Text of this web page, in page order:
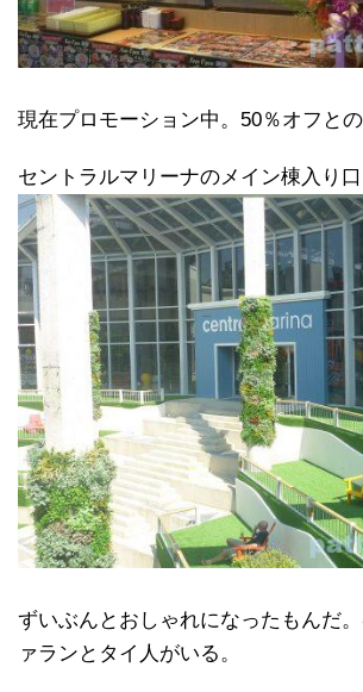
現在プロモーション中。50％オフとの
セントラルマリーナのメイン棟入り口
ずいぶんとおしゃれになったもんだ
ァランとタイ人がいる。